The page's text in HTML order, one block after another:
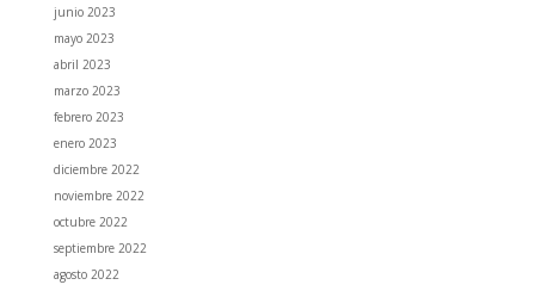
junio 2023
mayo 2023
abril 2023
marzo 2023
febrero 2023
enero 2023
diciembre 2022
noviembre 2022
octubre 2022
septiembre 2022
agosto 2022